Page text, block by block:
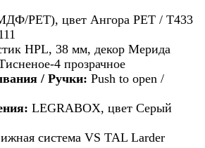
PET), цвет Ангора PET / Т433
HPL, 38 мм, декор Мерида
4 прозрачное
/ Ручки: Push to open /
LEGRABOX, цвет Серый
система VS TAL Larder